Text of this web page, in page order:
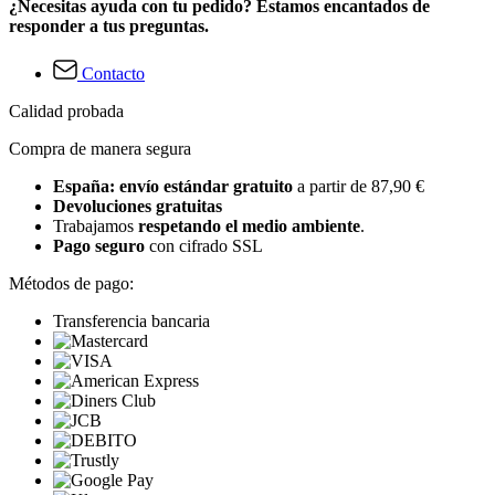
¿Necesitas ayuda con tu pedido? Estamos encantados de
responder a tus preguntas.
Contacto
Calidad probada
Compra de manera segura
España: envío estándar gratuito a partir de 87,90 €
Devoluciones gratuitas
Trabajamos respetando el medio ambiente.
Pago seguro con cifrado SSL
Métodos de pago:
Transferencia bancaria